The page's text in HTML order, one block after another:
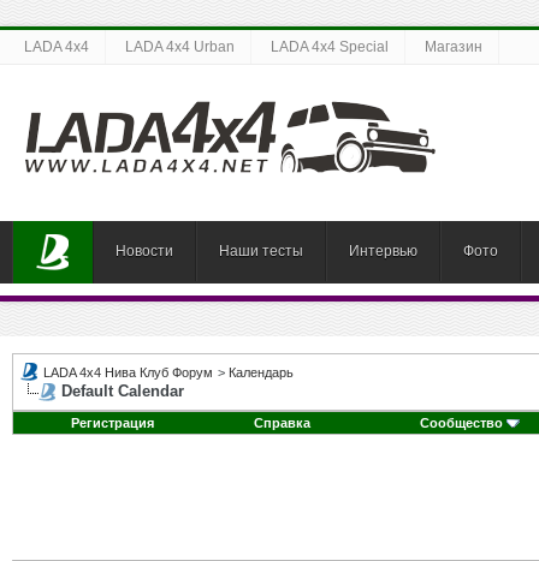
LADA 4x4 LADA 4x4 Urban LADA 4x4 Special Магазин
Новости Наши тесты Интервью Фото
LADA 4x4 Нива Клуб Форум > Календарь
Default Calendar
Регистрация Справка Сообщество